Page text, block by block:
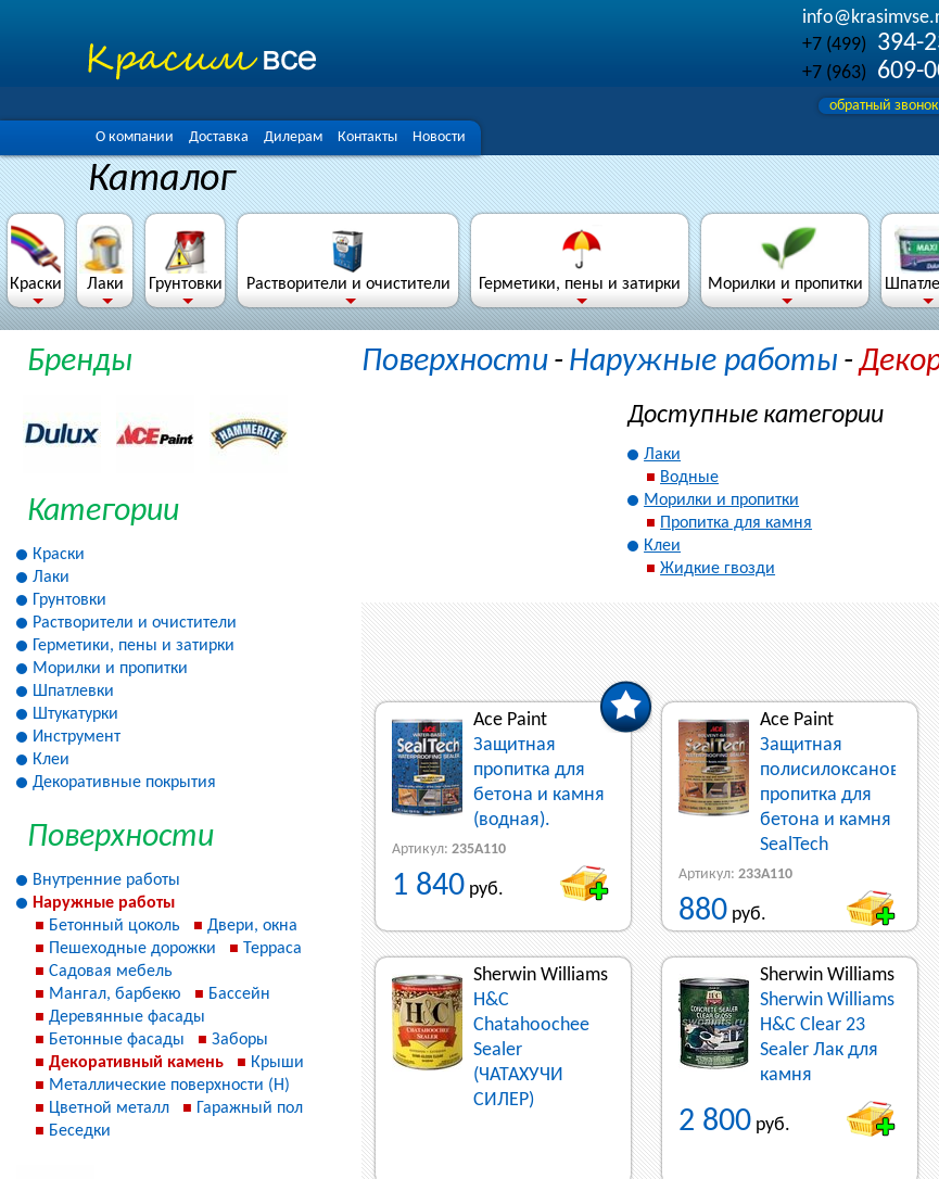
+7 (499)
394-
+7 (963) 609-
обратный звонок
О компании
Доставка Дилерам Контакты Новости
Каталог
Краски Лаки Грунтовки Растворители и очистители Герметики, пены и затирки Морилки и пропитки
Бренды
Категории
Краски
Лаки
Грунтовки
Растворители и очистители
Герметики, пены и затирки
Морилки и пропитки
Шпатлевки
Штукатурки
Инструмент
Клеи
Декоративные покрытия
Поверхности
Внутренние работы
Наружные работы
Бетонный цоколь
Двери, окна
Пешеходные дорожки
Терраса
Садовая мебель
Мангал, барбекю
Бассейн
Деревянные фасады
Бетонные фасады
Заборы
Декоративный камень
Крыши
Металлические поверхности (Н)
Цветной металл
Гаражный пол
Беседки
Поверхности - Наружные работы -
Доступные категории
Лаки
Водные
Морилки и пропитки
Пропитка для камня
Клеи
Жидкие гвозди
Ace Paint
Защитная
пропитка для
бетона и камня
(водная).
Артикул: 235A110
1 840руб.
Ace Paint
Защитная
полисилоксановая
пропитка для
бетона и камня
SealTech
Артикул:233A110
880 руб.
Sherwin Williams
H&C
Chatahoochee
Sealer
(ЧАТАХУЧИ
СИЛЕР)
Sherwin Williams
Sherwin Williams
H&C Clear 23
Sealer Лак для
камня
2 800 руб.